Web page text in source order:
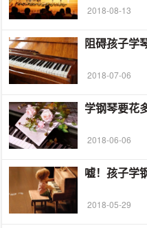
2018-08-13
阻碍孩子学
2018-07-06
学钢琴要花
2018-06-06
嘘！孩子学
2018-05-29